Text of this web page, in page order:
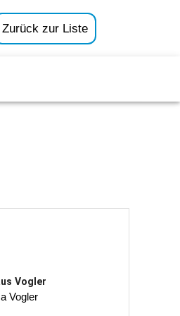
Zurück zur Liste
Vogler
Vogler